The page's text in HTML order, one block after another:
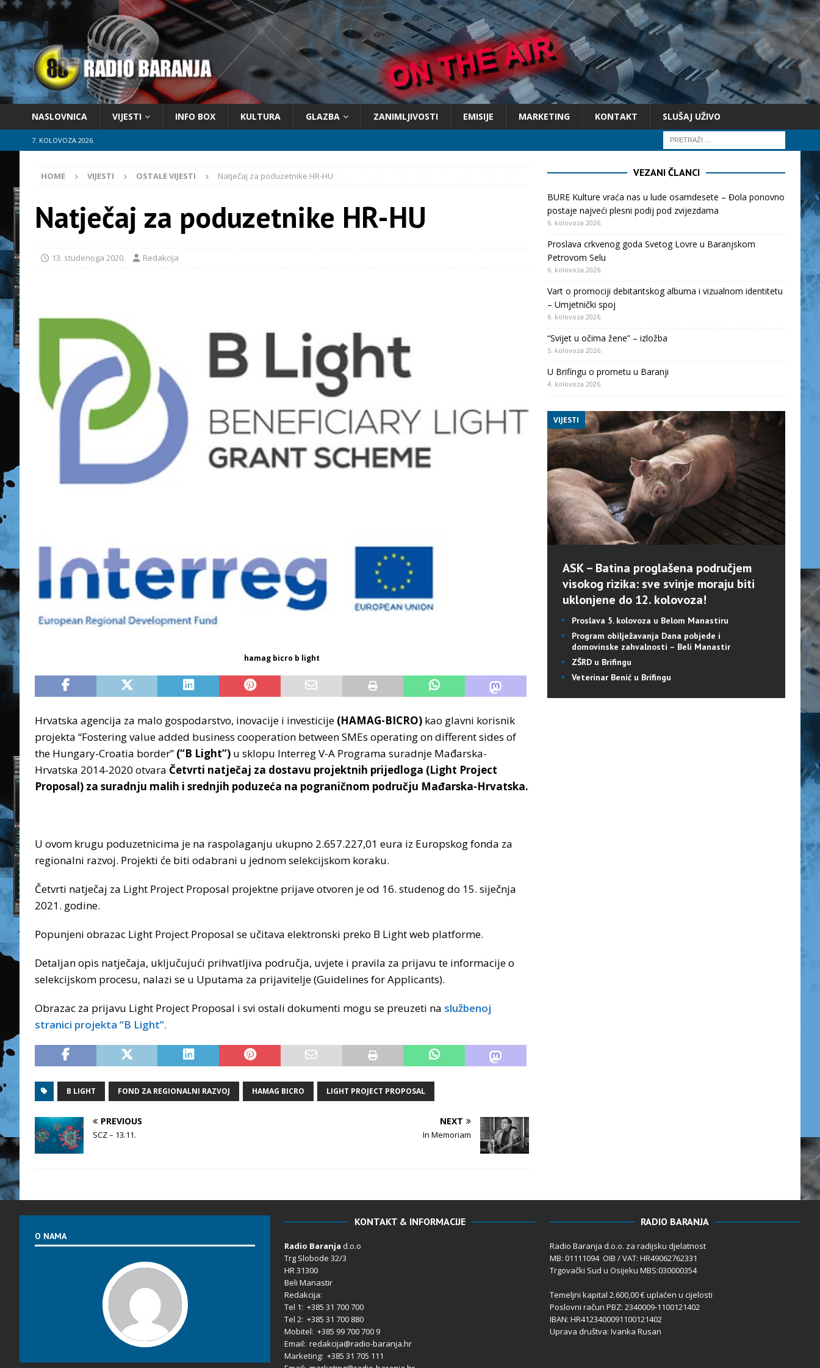
NASLOVNICA VIJESTI INFO BOX KULTURA GLAZBA ZANIMLJIVOSTI EMISIJE MARKETING KONTAKT SLUŠAJ UŽIVO
7. KOLOVOZA 2026.
HOME VIJESTI OSTALE VIJESTI Natječaj za poduzetnike HR-HU
Natječaj za poduzetnike HR-HU
13. studenoga 2020. Redakcija
hamag bicro b light
Hrvatska agencija za malo gospodarstvo, inovacije i investicije (HAMAG-BICRO) kao glavni korisnik
projekta “Fostering value added business cooperation between SMEs operating on different sides of
the Hungary-Croatia border” (“B Light”) u sklopu Interreg V-A Programa suradnje Mađarska-
Hrvatska 2014-2020 otvara Četvrti natječaj za dostavu projektnih prijedloga (Light Project
Proposal) za suradnju malih i srednjih poduzeća na pograničnom području Mađarska-Hrvatska.
U ovom krugu poduzetnicima je na raspolaganju ukupno 2.657.227,01 eura iz Europskog fonda za
regionalni razvoj. Projekti će biti odabrani u jednom selekcijskom koraku.
Četvrti natječaj za Light Project Proposal projektne prijave otvoren je od 16. studenog do 15. siječnja
2021. godine.
Popunjeni obrazac Light Project Proposal se učitava elektronski preko B Light web platforme.
Detaljan opis natječaja, uključujući prihvatljiva područja, uvjete i pravila za prijavu te informacije o
selekcijskom procesu, nalazi se u Uputama za prijavitelje (Guidelines for Applicants).
Obrazac za prijavu Light Project Proposal i svi ostali dokumenti mogu se preuzeti na službenoj
stranici projekta “B Light”.
B LIGHT FOND ZA REGIONALNI RAZVOJ HAMAG BICRO LIGHT PROJECT PROPOSAL
PREVIOUS
SCZ – 13.11.
NEXT
In Memoriam
VEZANI ČLANCI
BURE Kulture vraća nas u lude osamdesete – Đola ponovno
postaje najveći plesni podij pod zvijezdama
6. kolovoza 2026.
Proslava crkvenog goda Svetog Lovre u Baranjskom
Petrovom Selu
6. kolovoza 2026.
Vart o promociji debitantskog albuma i vizualnom identitetu
– Umjetnički spoj
6. kolovoza 2026.
“Svijet u očima žene” – izložba
5. kolovoza 2026.
U Brifingu o prometu u Baranji
4. kolovoza 2026.
VIJESTI
ASK – Batina proglašena područjem
visokog rizika: sve svinje moraju biti
uklonjene do 12. kolovoza!
Proslava 5. kolovoza u Belom Manastiru
Program obilježavanja Dana pobjede i
domovinske zahvalnosti – Beli Manastir
ZŠRD u Brifingu
Veterinar Benić u Brifingu
O NAMA
KONTAKT & INFORMACIJE
Radio Baranja d.o.o
Trg Slobode 32/3
HR 31300
Beli Manastir
Redakcija:
Tel 1: +385 31 700 700
Tel 2: +385 31 700 880
Mobitel: +385 99 700 700 9
Email: redakcija@radio-baranja.hr
Marketing: +385 31 705 111
RADIO BARANJA
Radio Baranja d.o.o. za radijsku djelatnost
MB: 01111094 OIB / VAT: HR49062762331
Trgovački Sud u Osijeku MBS:030000354
Temeljni kapital 2.600,00 € uplaćen u cijelosti
Poslovni račun PBZ: 2340009-1100121402
IBAN: HR4123400091100121402
Uprava društva: Ivanka Rusan